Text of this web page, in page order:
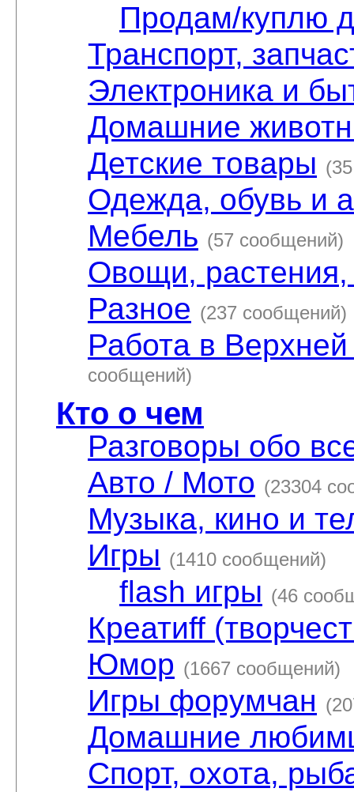
Продам/куплю
Транспорт,
Электроника и
Домашние
Детские товары
Одежда, обувь и
Мебель (57 сообщений)
Овощи, растения,
Разное (237 сообщений)
Работа в
сообщений)
Кто о чем
Разговоры обо
Авто / Мото (23304
Музыка, кино и
Игры (1410 сообщений)
flash игры (46
Креатиff
Юмор (1667 сообщений)
Игры форумчан
Домашние
Спорт, охота,